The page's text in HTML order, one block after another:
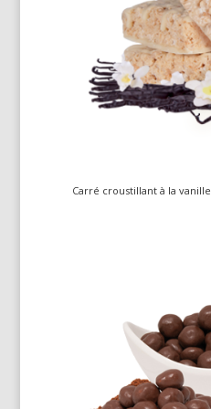
Carré croustillant à la vanille